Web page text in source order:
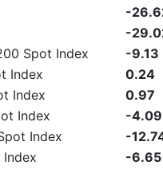
-
-
Spot Index
-9.13
Index
0.24
Index
0.97
Index
-4.09
Index
-
Index
-6.65